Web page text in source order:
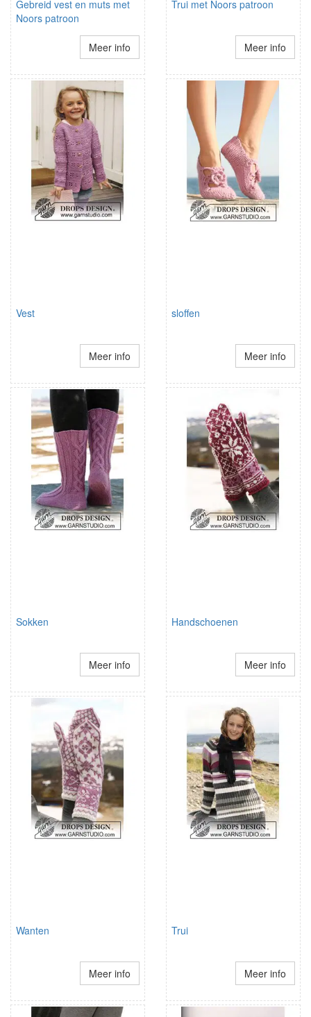
Gebreid vest en muts met
Noors patroon
Meer info
Trui met Noors patroon
Meer info
Vest
Meer info
sloffen
Meer info
Sokken
Meer info
Handschoenen
Meer info
Wanten
Meer info
Trui
Meer info